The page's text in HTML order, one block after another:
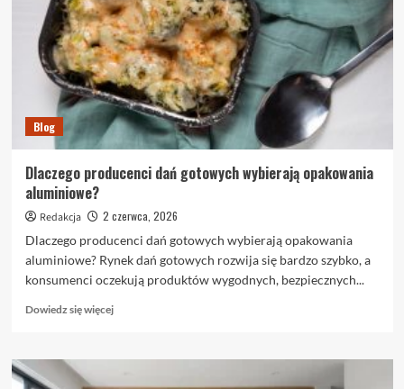
kameralne
wesele?
Blog
Dlaczego producenci dań gotowych wybierają opakowania
aluminiowe?
Redakcja
2 czerwca, 2026
Dlaczego producenci dań gotowych wybierają opakowania
aluminiowe? Rynek dań gotowych rozwija się bardzo szybko, a
konsumenci oczekują produktów wygodnych, bezpiecznych...
Dowiedz się więcejDowiedz
o